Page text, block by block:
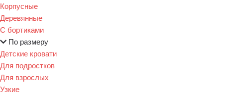
Корпусные
Деревянные
С бортиками
По размеру
Детские кровати
Для подростков
Для взрослых
Узкие